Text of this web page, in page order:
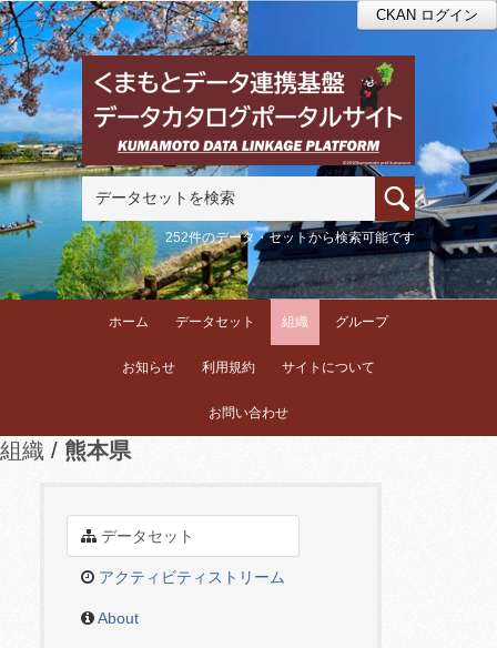
CKAN ログイン
252件のデータ・セットから検索可能です
ホーム データセット 組織 グループ
お知らせ 利用規約 サイトについて
お問い合わせ
組織 熊本県
データセット
アクティビティストリーム
About